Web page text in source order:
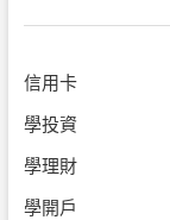
信用卡
學投資
學理財
學開戶